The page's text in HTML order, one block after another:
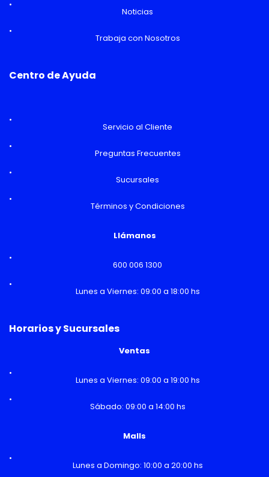
Noticias
Trabaja con Nosotros
Centro de Ayuda
Servicio al Cliente
Preguntas Frecuentes
Sucursales
Términos y Condiciones
Llámanos
600 006 1300
Lunes a Viernes: 09:00 a 18:00 hs
Horarios y Sucursales
Ventas
Lunes a Viernes: 09:00 a 19:00 hs
Sábado: 09:00 a 14:00 hs
Malls
Lunes a Domingo: 10:00 a 20:00 hs